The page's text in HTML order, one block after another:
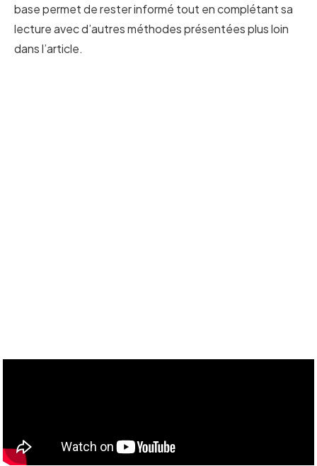
base permet de rester informé tout en complétant sa
lecture avec d’autres méthodes présentées plus loin
dans l’article.